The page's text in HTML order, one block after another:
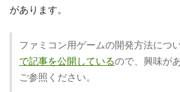
があります。
ファミコン用ゲームの開発方法につい
で記事を公開しているので、興味が
ご参照ください。